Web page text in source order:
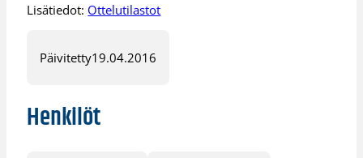
Lisätiedot: Ottelutilastot
Päivitetty19.04.2016
Henkilöt